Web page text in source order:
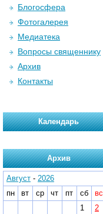
Блогосфера
Фотогалерея
Медиатека
Вопросы священнику
Архив
Контакты
Календарь
Архив
Август - 2026
пн
вт ср чт пт сб
вс
1
2